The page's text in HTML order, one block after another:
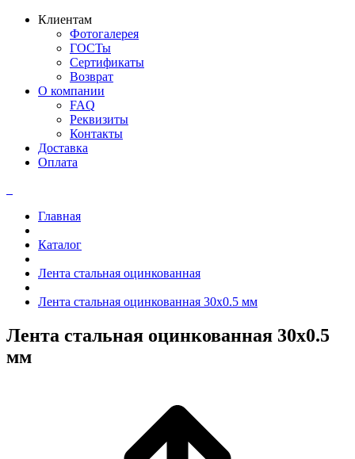
Клиентам
Фотогалерея
ГОСТы
Сертификаты
Возврат
О компании
FAQ
Реквизиты
Контакты
Доставка
Оплата
Главная
Каталог
Лента стальная оцинкованная
Лента стальная оцинкованная 30x0.5 мм
Лента стальная оцинкованная 30x0.5
мм